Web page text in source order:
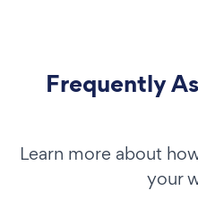
Frequently
Learn more about
your